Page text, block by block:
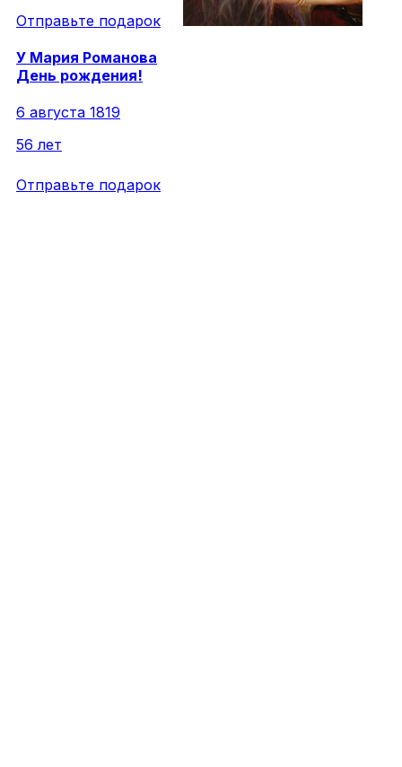
Отправьте подарок
У Мария Романова
День рождения!
6 августа 1819
56 лет
Отправьте подарок